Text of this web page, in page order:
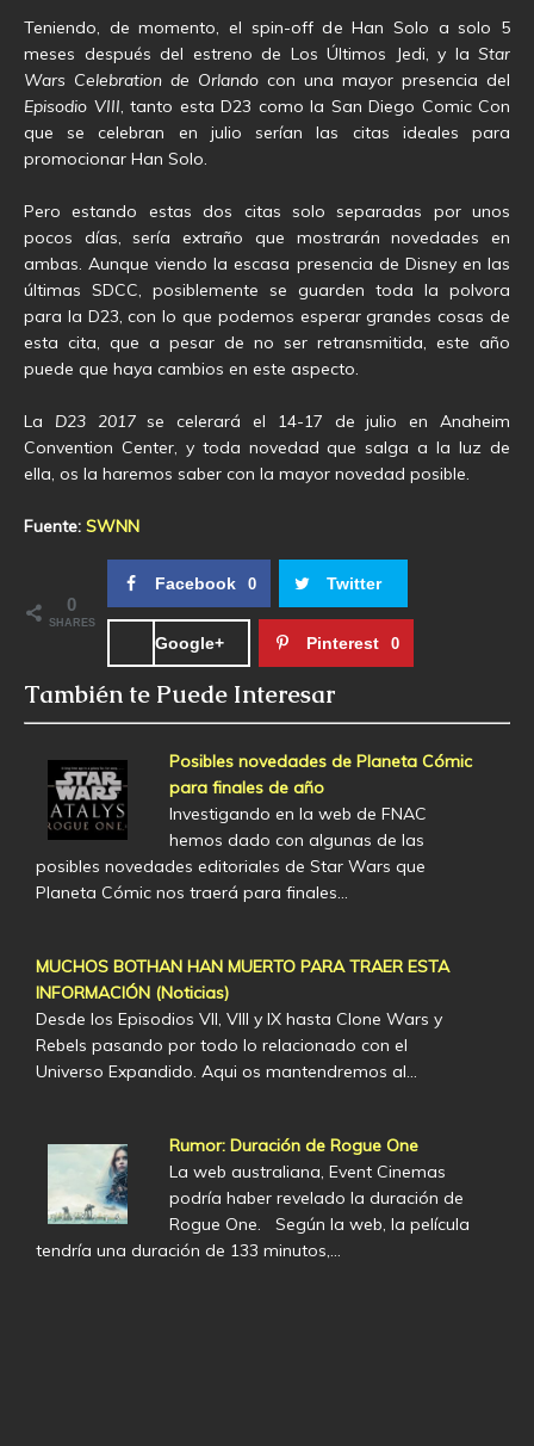
Teniendo, de momento, el spin-off de Han Solo a solo 5
meses después del estreno de Los Últimos Jedi, y la Star
Wars Celebration de Orlando con una mayor presencia del
Episodio VIII, tanto esta D23 como la San Diego Comic Con
que se celebran en julio serían las citas ideales para
promocionar Han Solo.
Pero estando estas dos citas solo separadas por unos
pocos días, sería extraño que mostrarán novedades en
ambas. Aunque viendo la escasa presencia de Disney en las
últimas SDCC, posiblemente se guarden toda la polvora
para la D23, con lo que podemos esperar grandes cosas de
esta cita, que a pesar de no ser retransmitida, este año
puede que haya cambios en este aspecto.
La D23 2017se celerará el 14-17 de julio en Anaheim
Convention Center, y toda novedad que salga a la luz de
ella, os la haremos saber con la mayor novedad posible.
Fuente: SWNN
0
SHARES
Facebook 0 Twitter
Google+ Pinterest 0
También te Puede Interesar
Posibles novedades de Planeta Cómic
para finales de año
Investigando en la web de FNAC
hemos dado con algunas de las
posibles novedades editoriales de Star Wars que
Planeta Cómic nos traerá para finales…
MUCHOS BOTHAN HAN MUERTO PARA TRAER ESTA
INFORMACIÓN (Noticias)
Desde los Episodios VII, VIII y IX hasta Clone Wars y
Rebels pasando por todo lo relacionado con el
Universo Expandido. Aqui os mantendremos al…
Rumor: Duración de Rogue One
La web australiana, Event Cinemas
podría haber revelado la duración de
Rogue One. Según la web, la película
tendría una duración de 133 minutos,…